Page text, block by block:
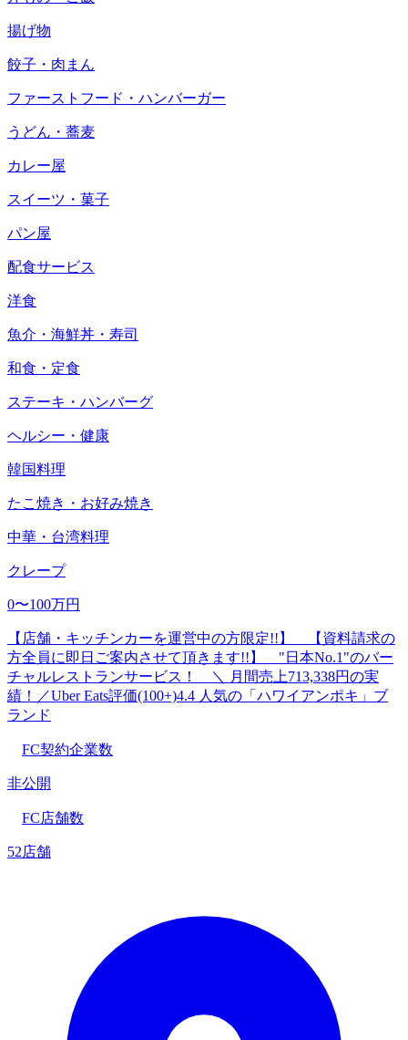
揚げ物
餃子・肉まん
ファーストフード・ハンバーガー
うどん・蕎麦
カレー屋
スイーツ・菓子
パン屋
配食サービス
洋食
魚介・海鮮丼・寿司
和食・定食
ステーキ・ハンバーグ
ヘルシー・健康
韓国料理
たこ焼き・お好み焼き
中華・台湾料理
クレープ
0〜100万円
【店舗・キッチンカーを運営中の方限定!!】 【資料請求の
方全員に即日ご案内させて頂きます!!】 "日本No.1"のバー
チャルレストランサービス！ ＼ 月間売上713,338円の実
績！／Uber Eats評価(100+)4.4 人気の「ハワイアンポキ」ブ
ランド
FC契約企業数
非公開
FC店舗数
52店舗